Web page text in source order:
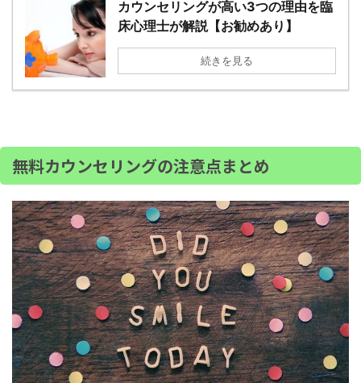
カウンセリングが高い3つの理由を臨
床心理士が解説【お勧めあり】
続きを見る
無料カウンセリングの注意点まとめ